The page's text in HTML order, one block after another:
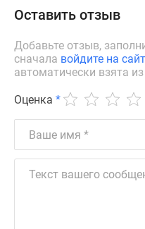
Реклама
сайте
Дзен
Машино-
места
Апартаменты
ипотека
#рассрочка
Оставить отзыв
Добавьте отзыв,
сначала войдите на сайт
автоматически взята
Оценка *